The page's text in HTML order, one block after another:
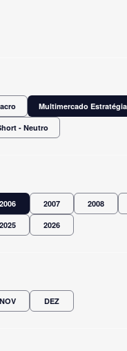
Multimercado
- Neutro
2006 2007 2008
2025 2026
NOV DEZ